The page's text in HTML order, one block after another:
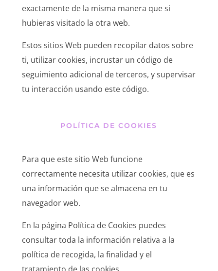
exactamente de la misma manera que si
hubieras visitado la otra web.
Estos sitios Web pueden recopilar datos sobre
ti, utilizar cookies, incrustar un código de
seguimiento adicional de terceros, y supervisar
tu interacción usando este código.
POLÍTICA DE COOKIES
Para que este sitio Web funcione
correctamente necesita utilizar cookies, que es
una información que se almacena en tu
navegador web.
En la página Política de Cookies puedes
consultar toda la información relativa a la
política de recogida, la finalidad y el